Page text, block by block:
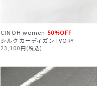
CINOH women 50%OFF
シルクカーディガン IVORY
23,100円(税込)